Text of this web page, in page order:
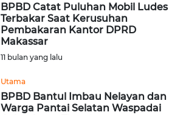
BPBD Catat Puluhan Mobil Ludes
Terbakar Saat Kerusuhan
Pembakaran Kantor DPRD
Makassar
11 bulan yang lalu
Utama
BPBD Bantul Imbau Nelayan dan
Warga Pantai Selatan Waspadai